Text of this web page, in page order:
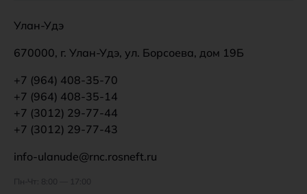
Улан-Удэ
670000, г. Улан-Удэ, ул. Борсоева, дом 19Б
+7 (964) 408-35-70
+7 (964) 408-35-14
+7 (3012) 29-77-44
+7 (3012) 29-77-43
info-ulanude@rnc.rosneft.ru
Пн-Чт: 8:00 — 17:00